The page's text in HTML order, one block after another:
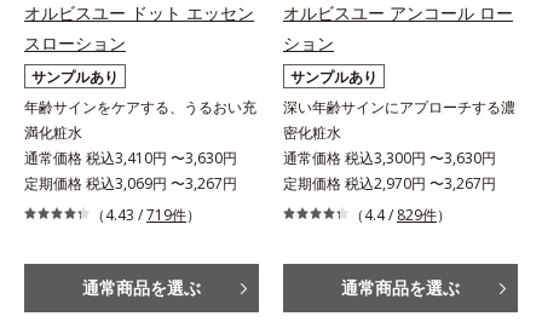
オルビスユー ドット エッセン
スローション
サンプルあり
年齢サインをケアする、うるおい充
満化粧水
通常価格 税込3,410円 〜3,630円
定期価格 税込3,069円 〜3,267円
（4.43 /719件）
通常商品を選ぶ
オルビスユー アンコール ロー
ション
サンプルあり
深い年齢サインにアプローチする濃
密化粧水
通常価格 税込3,300円 〜3,630円
定期価格 税込2,970円 〜3,267円
（4.4 / 829件）
通常商品を選ぶ